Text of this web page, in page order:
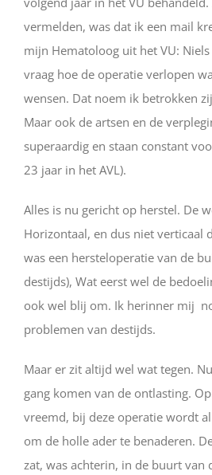
vermelden, was dat ik een mail
mijn Hematoloog uit het VU:
vraag hoe de operatie verlopen
wensen. Dat noem ik betrokken
Maar ook de artsen en de
superaardig en staan constant
23 jaar in het AVL).
Alles is nu gericht op herstel. De
Horizontaal, en dus niet verticaal
was een hersteloperatie van de
destijds), Wat eerst wel de
ook wel blij om. Ik herinner mij
problemen van destijds.
Maar er zit altijd wel wat tegen.
gang komen van de ontlasting.
vreemd, bij deze operatie wordt
om de holle ader te benaderen.
zat, was achterin, in de buurt van